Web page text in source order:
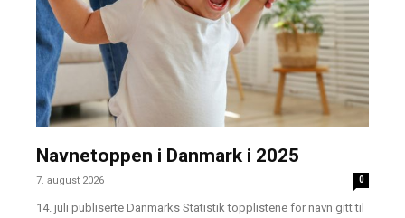
Navnetoppen i Danmark i 2025
7. august 2026 0
14. juli publiserte Danmarks Statistik topplistene for navn gitt til